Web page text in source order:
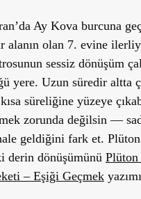
Ay Kova burcuna
alanın olan 7. evine
sessiz dönüşüm
yere. Uzun süredir altta
süreliğine yüzeye
zorunda değilsin —
geldiğini fark et.
derin dönüşümünü
– Eşiği Geçmek